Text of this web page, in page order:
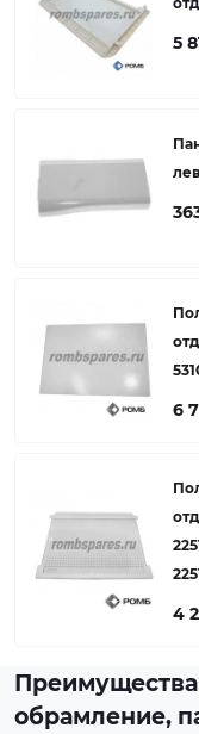
5
6
4
обрамление,